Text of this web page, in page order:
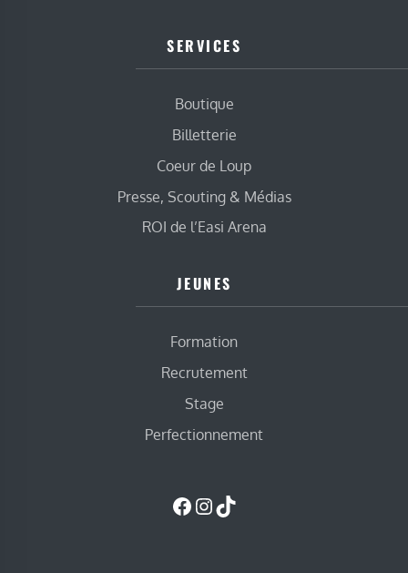
SERVICES
Boutique
Billetterie
Coeur de Loup
Presse, Scouting & Médias
ROI de l’Easi Arena
JEUNES
Formation
Recrutement
Stage
Perfectionnement
Facebook
Instagram
TikTok